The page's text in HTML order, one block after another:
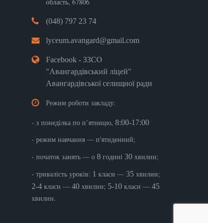
(048) 797 23 74
lyceum.avangard@gmail.com
Facebook - ЗЗСО
"Авангардівський ліцей"
Авангардівської селищної ради
Режим роботи закладу:
- з понеділка по п’ятницю, 8:00-17:00
- режим навчання — п'ятиденний;
- початок занять — о 8 годині 30 хвилин;
- тривалість уроків: 1 класи — 35 хвилин;
2-4 класи — 40 хвилин; 5-10 класи — 45
хвилин.